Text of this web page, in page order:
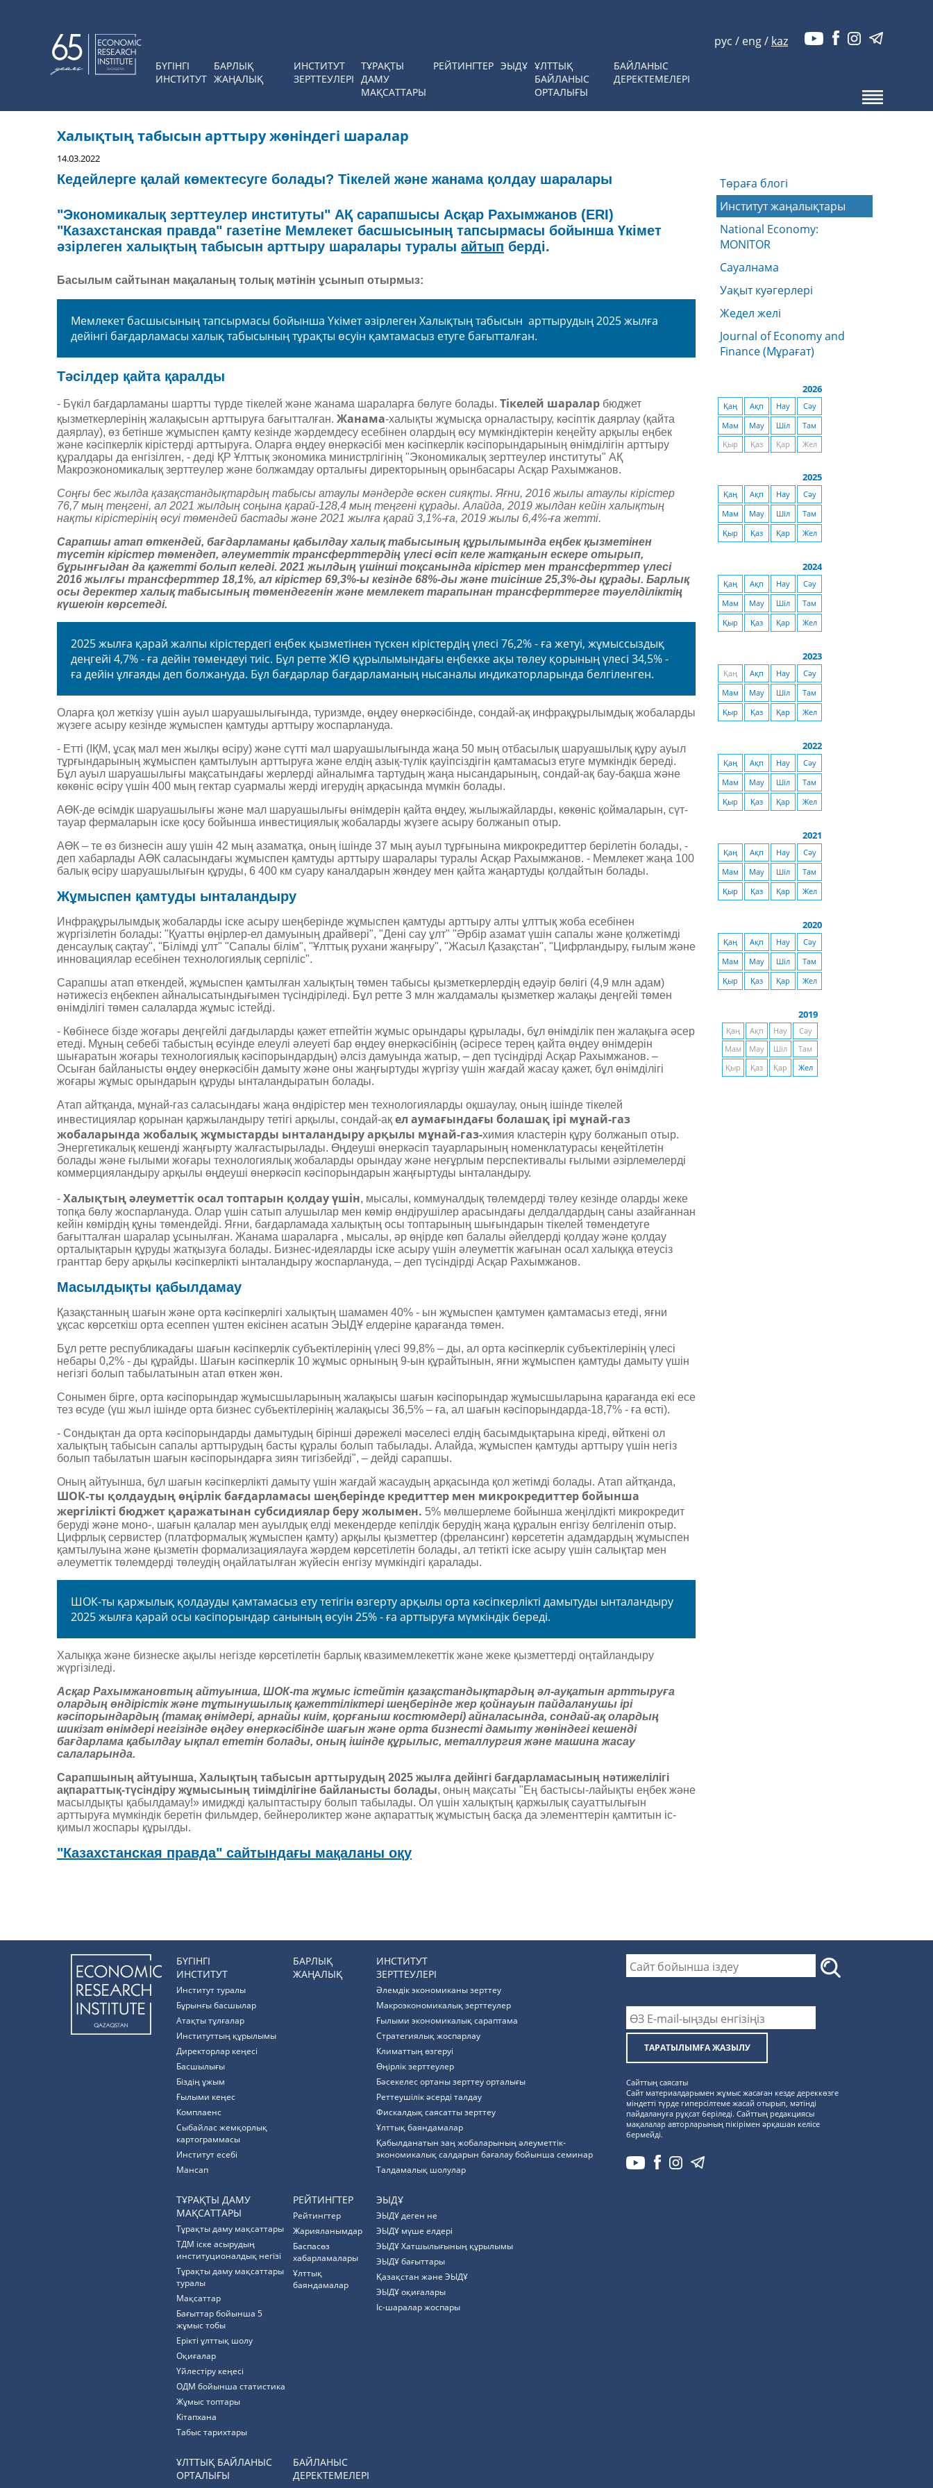
БҮГІНГІ
ИНСТИТУТ
БАРЛЫҚ
ЖАҢАЛЫҚ
ИНСТИТУТ
ЗЕРТТЕУЛЕРІ
ТҰРАҚТЫ
ДАМУ
МАҚСАТТАРЫ
РЕЙТИНГТЕР ЭЫДҰ ҰЛТТЫҚ
БАЙЛАНЫС
ОРТАЛЫҒЫ
БАЙЛАНЫС
ДЕРЕКТЕМЕЛЕРІ
рус / eng/ kaz
Халықтың табысын арттыру жөніндегі шаралар
14.03.2022
Кедейлерге қалай көмектесуге болады? Тікелей және жанама қолдау шаралары
"Экономикалық зерттеулер институты" АҚ сарапшысы Асқар Рахымжанов (ERI)
"Казахстанская правда" газетіне Мемлекет басшысының тапсырмасы бойынша Үкімет
әзірлеген халықтың табысын арттыру шаралары туралы айтып берді.
Басылым сайтынан мақаланың толық мәтінін ұсынып отырмыз:
Мемлекет басшысының тапсырмасы бойынша Үкімет әзірлеген Халықтың табысын арттырудың 2025 жылға
дейінгі бағдарламасы халық табысының тұрақты өсуін қамтамасыз етуге бағытталған.
Тәсілдер қайта қаралды
- Бүкіл бағдарламаны шартты түрде тікелей және жанама шараларға бөлуге болады. Тікелей шаралар бюджет
қызметкерлерінің жалақысын арттыруға бағытталған. Жанама-халықты жұмысқа орналастыру, кәсіптік даярлау (қайта
даярлау), өз бетінше жұмыспен қамту кезінде жәрдемдесу есебінен олардың өсу мүмкіндіктерін кеңейту арқылы еңбек
және кәсіпкерлік кірістерді арттыруға. Оларға өңдеу өнеркәсібі мен кәсіпкерлік кәсіпорындарының өнімділігін арттыру
құралдары да енгізілген, - деді ҚР Ұлттық экономика министрлігінің "Экономикалық зерттеулер институты" АҚ
Макроэкономикалық зерттеулер және болжамдау орталығы директорының орынбасары Асқар Рахымжанов.
Соңғы бес жылда қазақстандықтардың табысы ­атаулы мәндерде өскен сияқты. Яғни, 2016 жылы атаулы кірістер
76,7 мың теңгені, ал 2021 жылдың соңына қарай-128,4 мың теңгені құрады. Алайда, 2019 жылдан кейін халықтың
нақты кірістерінің өсуі төмендей бастады және 2021 жылға қарай 3,1%-ға, 2019 жылы 6,4%-ға жетті.
Сарапшы атап өткендей, бағдарламаны қабылдау халық табысының құрылымында еңбек қызметінен
түсетін кірістер төмендеп, әлеуметтік трансферттердің үлесі өсіп келе жатқанын ескере отырып,
бұрынғыдан да қажетті болып келеді. 2021 жылдың үшінші тоқсанында кірістер мен трансферттер үлесі
2016 жылғы трансферттер 18,1%, ал кірістер 69,3%-ы кезінде 68%-ды және тиісінше 25,3%-ды құрады. Барлық
осы деректер халық табысының төмендегенін және мемлекет тарапынан трансферттерге тәуелділіктің
күшеюін көрсетеді.
2025 жылға қарай жалпы кірістердегі еңбек қызметінен түскен кірістердің үлесі 76,2% - ға жетуі, жұмыссыздық
деңгейі 4,7% - ға дейін төмендеуі тиіс. Бұл ретте ЖІӨ құрылымындағы еңбекке ақы төлеу қорының үлесі 34,5% -
ға дейін ұлғаяды деп болжануда. Бұл бағдарлар бағдарламаның нысаналы индикаторларында белгіленген.
Оларға қол жеткізу үшін ауыл шаруашылығында, туризмде, өңдеу ­өнеркәсібінде, сондай-ақ инфрақұрылымдық жобаларды
жүзеге асыру кезінде жұмыспен қамтуды арттыру жоспарлануда.
- Етті (ІҚМ, ұсақ мал мен жылқы өсіру) және сүтті мал шаруашылығында жаңа 50 мың отбасылық шаруашылық құру ауыл
тұрғындарының жұмыспен қамтылуын арттыруға және елдің азық-түлік қауіпсіздігін қамтамасыз етуге мүмкіндік береді.
Бұл ауыл ­шаруашылығы мақсатындағы жерлерді айналымға тартудың жаңа нысандарының, сондай-ақ бау-бақша және
көкөніс өсіру үшін 400 мың гектар суармалы жерді игерудің арқасында мүмкін болады.
АӨК-де өсімдік шаруашылығы және мал шаруашылығы өнімдерін қайта өңдеу, жылыжайларды, көкөніс қоймаларын, сүт-
тауар фермаларын іске қосу бойынша инвестициялық жобаларды жүзеге асыру болжанып отыр.
АӨК – те өз бизнесін ашу үшін 42 мың азаматқа, оның ішінде 37 мың ауыл тұрғынына микрокредиттер берілетін болады, -
деп хабарлады АӨК саласындағы жұмыспен қамтуды арттыру шаралары туралы Асқар Рахымжанов. - Мемлекет жаңа 100
балық өсіру шаруашылығын құруды, 6 400 км суару каналдарын жөндеу мен қайта жаңартуды қолдайтын болады.
Жұмыспен қамтуды ынталандыру
Инфрақұрылымдық жобаларды іске асыру шеңберінде жұмыспен қамтуды арттыру алты ұлттық жоба есебінен
жүргізілетін болады: "Қуатты өңірлер-ел дамуының драйвері", "Дені сау ұлт" "Әрбір азамат үшін сапалы және қолжетімді
денсаулық сақтау", "Білімді ұлт" "Сапалы білім", "Ұлттық рухани жаңғыру", "Жасыл Қазақстан", "Цифрландыру, ғылым және
инновациялар есебінен технологиялық серпіліс".
Сарапшы атап өткендей, жұмыспен қамтылған халықтың төмен табысы қызметкерлердің едәуір бөлігі (4,9 млн адам)
нәтижесіз еңбекпен айналысатындығымен түсіндіріледі. Бұл ретте 3 млн жалдамалы қызметкер жалақы деңгейі төмен
өнімділігі төмен салаларда жұмыс істейді.
- Көбінесе бізде жоғары деңгейлі дағдыларды қажет етпейтін жұмыс орындары құрылады, бұл өнімділік пен жалақыға әсер
етеді. Мұның себебі табыстың өсуінде елеулі әлеуеті бар өңдеу өнеркәсібінің (әсіресе терең қайта өңдеу өнімдерін
шығаратын жоғары технологиялық кәсіпорындардың) әлсіз дамуында жатыр, – деп түсіндірді Асқар Рахымжанов. –
Осыған байланысты өңдеу өнеркәсібін дамыту және оны жаңғыртуды жүргізу үшін жағдай жасау қажет, бұл өнімділігі
жоғары ­жұмыс орындарын құруды ынталандыратын болады.
Атап айтқанда, мұнай-газ саласындағы жаңа өндірістер мен технологияларды оқшаулау, оның ішінде тікелей
инвестициялар қорынан қаржыландыру тетігі арқылы, сондай-ақ ел аумағындағы болашақ ірі мұнай-газ
жобаларында жобалық жұмыстарды ынталандыру арқылы мұнай-газ-химия кластерін құру болжанып­ отыр.
Энергетикалық кешенді жаңғырту жалғастырылады. Өңдеуші өнеркәсіп тауарларының номенклатурасы кеңейтілетін
болады және ғылыми жоғары технологиялық жобаларды орындау және неғұрлым перспективалы ғылыми әзірлемелерді
коммерцияландыру арқылы өңдеуші өнеркәсіп кәсіпорындарын жаңғыртуды ынталандыру.
- Халықтың әлеуметтік осал топтарын қолдау үшін, мысалы, коммуналдық төлемдерді төлеу кезінде оларды жеке
топқа бөлу жоспарлануда. Олар үшін сатып алушылар мен көмір өндірушілер арасындағы делдалдардың саны азайғаннан
кейін көмірдің құны төмендейді. Яғни, бағдарламада халықтың осы топтарының шығындарын тікелей төмендетуге
бағытталған шаралар ұсынылған. Жанама шараларға ­, мысалы, әр өңірде көп балалы әйелдерді қолдау және қолдау
орталықтарын құруды жатқызуға болады. Бизнес-идеяларды іске асыру үшін әлеуметтік жағынан осал халыққа өтеусіз
гранттар беру арқылы кәсіпкерлікті ынталандыру жоспарлануда, – деп түсіндірді Асқар Рахымжанов.
Масылдықты қабылдамау
Қазақстанның шағын және орта кәсіпкерлігі халықтың шамамен 40% - ын жұмыспен қамтумен қамтамасыз етеді, яғни
ұқсас көрсеткіш орта есеппен үштен екісінен асатын ЭЫДҰ елдеріне қарағанда төмен.
Бұл ретте республикадағы шағын кәсіпкерлік субъектілерінің ­үлесі 99,8% – ды, ал орта кәсіпкерлік субъектілерінің үлесі
небары 0,2% - ды құрайды. Шағын кәсіпкерлік 10 жұмыс орнының 9-ын құрайтынын, яғни жұмыспен қамтуды дамыту үшін
негізгі болып табылатынын атап өткен жөн.
Сонымен бірге, орта кәсіпорындар жұмысшыларының жалақысы шағын кәсіпорындар жұмысшыларына қарағанда екі есе
тез өсуде (­үш жыл ­ішінде орта бизнес субъектілерінің жалақысы ­36,5% – ға, ал шағын кәсіпорындарда-18,7% - ға өсті).
- Сондықтан да орта кәсіпорындарды дамытудың бірінші дәрежелі мәселесі елдің басымдықтарына кіреді, өйткені ол
халықтың табысын сапалы арттырудың басты құралы болып табылады. Алайда, жұмыспен қамтуды арттыру үшін негіз
болып табылатын шағын кәсіпорындарға зиян тигізбейді", – дейді сарапшы.
Оның айтуынша, бұл ­шағын кәсіпкерлікті дамыту үшін жағдай жасаудың арқасында қол жетімді болады. Атап айтқанда,
ШОК-ты қолдаудың өңірлік бағдарламасы шеңберінде кредиттер мен микрокредиттер бойынша
жергілікті бюджет қаражатынан субсидиялар беру жолымен. 5% мөлшерлеме бойынша жеңілдікті микрокредит
беруді және моно-, шағын қалалар мен ауылдық елді мекендерде кепілдік берудің жаңа құралын енгізу белгіленіп отыр.
Цифрлық сервистер (платформалық жұмыспен қамту) арқылы қызметтер (фрелансинг) көрсететін адамдардың жұмыспен
қамтылуына және қызметін формализациялауға жәрдем көрсетілетін болады, ал тетікті іске асыру үшін салықтар мен
әлеуметтік төлемдерді төлеудің оңайлатылған жүйесін енгізу мүмкіндігі қаралады.
ШОК-ты қаржылық қолдауды қамтамасыз ету тетігін өзгерту арқылы орта кәсіпкерлікті дамытуды ынталандыру
2025 жылға қарай осы кәсіпорындар санының өсуін 25% - ға арттыруға мүмкіндік береді.
Халыққа және бизнеске ақылы негізде көрсетілетін барлық квазимемлекеттік және жеке қызметтерді оңтайландыру
жүргізіледі.
Асқар Рахымжановтың айтуынша, ШОК-та жұмыс істейтін қазақстандықтардың әл-ауқатын арттыруға
олардың өндірістік және тұтынушылық қажеттіліктері шеңберінде жер қойнауын пайдаланушы ірі
кәсіпорындардың (тамақ өнімдері, арнайы киім, қорғаныш костюмдері) айналасында, сондай-ақ олардың
шикізат өнімдері негізінде өңдеу өнеркәсібінде шағын және орта бизнесті дамыту жөніндегі кешенді
бағдарлама қабылдау ықпал ететін болады, оның ішінде құрылыс, металлургия және машина жасау
салаларында.
Сарапшының айтуынша, Халықтың табысын арттырудың 2025 жылға дейінгі бағдарламасының нәтижелілігі
ақпараттық-түсіндіру жұмысының тиімділігіне байланысты болады, оның мақсаты "Ең бастысы-лайықты еңбек және
масылдықты қабылдамау!» имиджді қалыптастыру болып табылады. Ол үшін халықтың қаржылық сауаттылығын
арттыруға мүмкіндік беретін фильмдер, бейнероликтер және ақпараттық жұмыстың басқа да элементтерін қамтитын іс-
қимыл жоспары құрылды.
"Казахстанская правда" сайтындағы мақаланы оқу
Төраға блогі
Институт жаңалықтары
National Economy:
MONITOR
Сауалнама
Уақыт куәгерлері
Жедел желі
Journal of Economy and
Finance (Мұрағат)
2026
Қаң Ақп Нау
Сәу
Мам
Мау Шіл
Там
Қыр
Қаз Қар Жел
2025
Қаң Ақп Нау
Сәу
Мам
Мау Шіл
Там
Қыр
Қаз Қар Жел
2024
Қаң Ақп Нау
Сәу
Мам
Мау Шіл
Там
Қыр
Қаз Қар Жел
2023
Қаң Ақп Нау
Сәу
Мам
Мау Шіл
Там
Қыр
Қаз Қар Жел
2022
Қаң Ақп Нау
Сәу
Мам
Мау Шіл
Там
Қыр
Қаз Қар Жел
2021
Қаң Ақп Нау
Сәу
Мам
Мау Шіл
Там
Қыр
Қаз Қар Жел
2020
Қаң Ақп Нау
Сәу
Мам
Мау Шіл
Там
Қыр
Қаз Қар Жел
2019
Қаң Ақп Нау
Сәу
Мам
Мау Шіл
Там
Қыр
Қаз Қар Жел
БҮГІНГІ
ИНСТИТУТ
Институт туралы
Бұрынғы басшылар
Атақты тұлғалар
Институттың құрылымы
Директорлар кеңесі
Басшылығы
Біздің ұжым
Ғылыми кеңес
Комплаенс
Cыбайлас жемқорлық
картограммасы
Институт есебі
Мансап
БАРЛЫҚ
ЖАҢАЛЫҚ
ИНСТИТУТ
ЗЕРТТЕУЛЕРІ
Әлемдік экономиканы зерттеу
Макроэкономикалық зерттеулер
Ғылыми экономикалық сараптама
Стратегиялық жоспарлау
Климаттың өзгеруі
Өңірлік зерттеулер
Бәсекелес ортаны зерттеу орталығы
Реттеушілік әсерді талдау
Фискалдық саясатты зерттеу
Ұлттық баяндамалар
Қабылданатын заң жобаларының әлеуметтік-
экономикалық салдарын бағалау бойынша семинар
Талдамалық шолулар
ТҰРАҚТЫ ДАМУ
МАҚСАТТАРЫ
Тұрақты даму мақсаттары
ТДМ іске асырудың
институционалдық негізі
Тұрақты даму мақсаттары
туралы
Мақсаттар
Бағыттар бойынша 5
жұмыс тобы
Ерікті ұлттық шолу
Оқиғалар
Үйлестіру кеңесі
ОДМ бойынша статистика
Жұмыс топтары
Кітапхана
Табыс тарихтары
РЕЙТИНГТЕР
Рейтингтер
Жарияланымдар
Баспасөз
хабарламалары
Ұлттық
баяндамалар
ЭЫДҰ
ЭЫДҰ деген не
ЭЫДҰ мүше елдері
ЭЫДҰ Хатшылығының құрылымы
ЭЫДҰ бағыттары
Қазақстан және ЭЫДҰ
ЭЫДҰ оқиғалары
Іс-шаралар жоспары
ҰЛТТЫҚ БАЙЛАНЫС
ОРТАЛЫҒЫ
БАЙЛАНЫС
ДЕРЕКТЕМЕЛЕРІ
ТАРАТЫЛЫМҒА ЖАЗЫЛУ
Сайттың саясаты
Сайт материалдарымен жұмыс жасаған кезде дереккөзге
міндетті түрде гиперсілтеме жасай отырып, мәтінді
пайдалануға рұқсат беріледі. Сайттың редакциясы
мақалалар авторларының пікірімен әрқашан келісе
бермейді.